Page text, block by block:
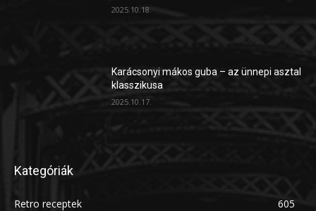
2025.10.18.
Karácsonyi mákos guba – az ünnepi asztal
klasszikusa
2025.10.17.
Kategóriák
Retro receptek
605